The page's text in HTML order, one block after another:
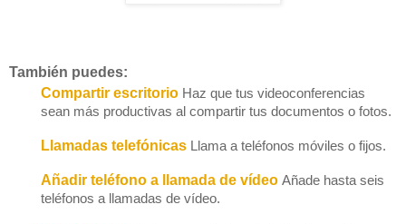
También puedes:
Compartir escritorio Haz que tus videoconferencias
sean más productivas al compartir tus documentos o fotos.
Llamadas telefónicas Llama a teléfonos móviles o fijos.
Añadir teléfono a llamada de vídeo Añade hasta seis
teléfonos a llamadas de vídeo.